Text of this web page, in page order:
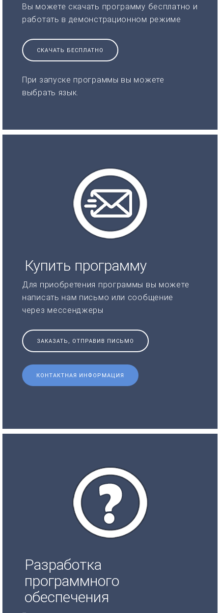
Вы можете скачать программу бесплатно и
работать в демонстрационном режиме
СКАЧАТЬ БЕСПЛАТНО
При запуске программы вы можете
выбрать язык.
Купить программу
Для приобретения программы вы можете
написать нам письмо или сообщение
через мессенджеры
ЗАКАЗАТЬ, ОТПРАВИВ ПИСЬМО
КОНТАКТНАЯ ИНФОРМАЦИЯ
Разработка
программного
обеспечения